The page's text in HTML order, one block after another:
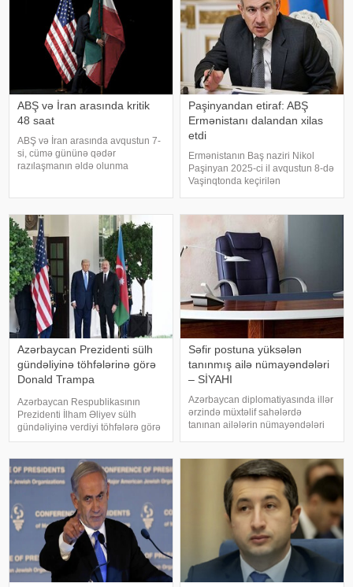
ABŞ və İran arasında kritik
48 saat
ABŞ və İran arasında avqustun 7-
si, cümə gününə qədər
razılaşmanın əldə olunma
Mənbənin bildirdiyinə görə,
ehtimal olunan müvəqqət
Paşinyandan etiraf: ABŞ
Ermənistanı dalandan xilas
etdi
Ermənistanın Baş naziri Nikol
Paşinyan 2025-ci il avqustun 8-də
Vaşinqtonda keçirilən
ölkəsini "dalandan çıxardığını" və
yeni imkanlar yaratdığını bildirib
Azərbaycan Prezidenti sülh
gündəliyinə töhfələrinə görə
Donald Trampa
Azərbaycan Respublikasının
Prezidenti İlham Əliyev sülh
gündəliyinə verdiyi töhfələrə görə
Amerika Birləşmiş Ştatlarının
minnətdarlığını bildirib. xəbər verir
ki, Prezidenti İlham Əliyev bu
Səfir postuna yüksələn
tanınmış ailə nümayəndələri
– SİYAHI
Azərbaycan diplomatiyasında illər
ərzində müxtəlif sahələrdə
tanınan ailələrin nümayəndələri
xadimlərinin, alimlərin, ədəbiyyat
və incəsənət nümayəndələrinin